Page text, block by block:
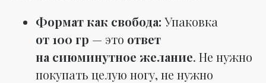
Формат как свобода: Упаковка
от 100 гр — это ответ
на сиюминутное желание. Не нужно
покупать целую ногу, не нужно